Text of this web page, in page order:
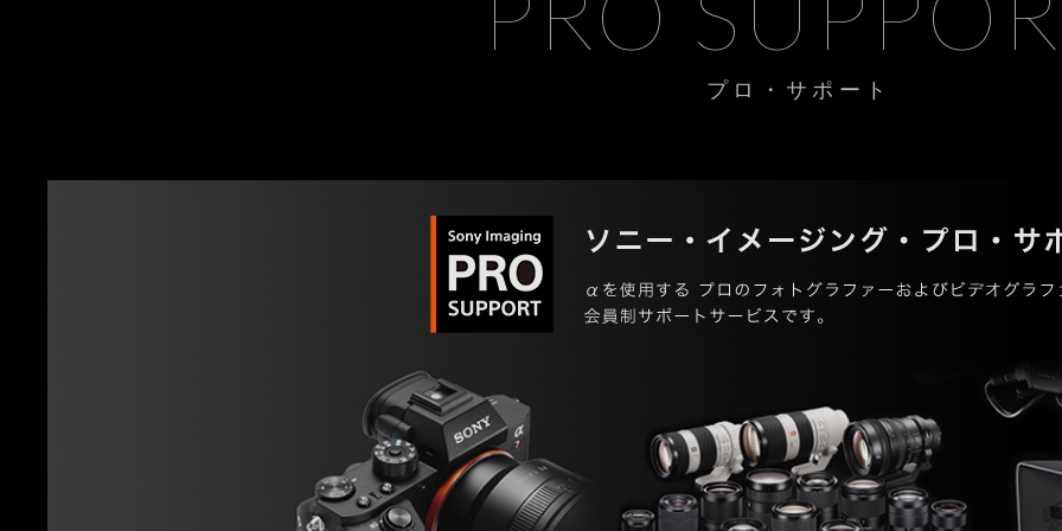
プロ・サポート